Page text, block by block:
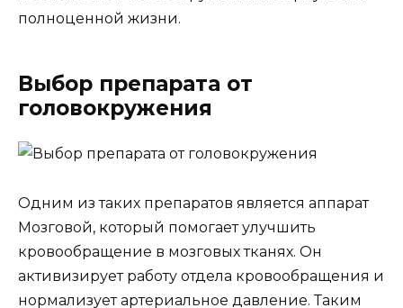
полноценной жизни.
Выбор препарата от
головокружения
Одним из таких препаратов является аппарат
Мозговой, который помогает улучшить
кровообращение в мозговых тканях. Он
активизирует работу отдела кровообращения и
нормализует артериальное давление. Таким